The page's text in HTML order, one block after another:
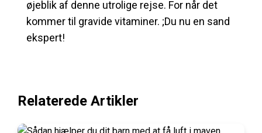
øjeblik af denne utrolige rejse. For når det
kommer til gravide vitaminer. ;Du nu en sand
ekspert!
Relaterede Artikler